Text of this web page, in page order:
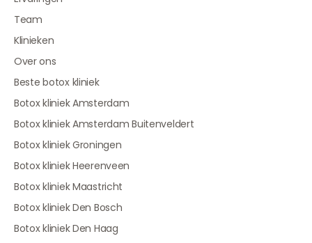
Team
Klinieken
Over ons
Beste botox kliniek
Botox kliniek Amsterdam
Botox kliniek Amsterdam Buitenveldert
Botox kliniek Groningen
Botox kliniek Heerenveen
Botox kliniek Maastricht
Botox kliniek Den Bosch
Botox kliniek Den Haag